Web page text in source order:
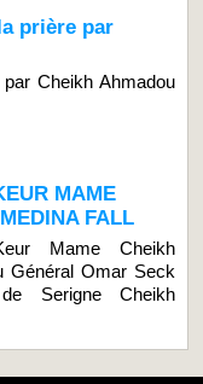
prière par
Cheikh Ahmadou
MAME
FALL
Mame Cheikh
Général Omar Seck
Serigne Cheikh